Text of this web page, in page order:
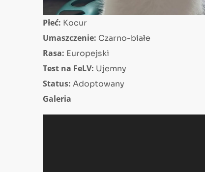
Płeć: Kocur
Umaszczenie: Czarno-białe
Rasa: Europejski
Test na FeLV: Ujemny
Status: Adoptowany
Galeria